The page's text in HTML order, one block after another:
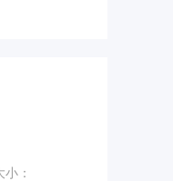
小：